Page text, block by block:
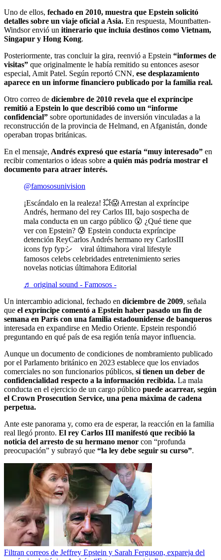
Uno de ellos, fechado en 2010, muestra que Epstein solicitó
detalles sobre un viaje oficial a Asia. En respuesta, Mountbatten-
Windsor envió un itinerario que incluía destinos como Vietnam,
Singapur y Hong Kong.
Posteriormente, tras concluir la gira, reenvió a Epstein “informes de
visitas” que originalmente le había remitido su entonces asesor
especial, Amit Patel. Según reportó CNN, ese desplazamiento
aparece en un informe financiero publicado por la familia real.
Otro correo de diciembre de 2010 revela que el expríncipe
remitió a Epstein lo que describió como un “informe
confidencial” sobre oportunidades de inversión vinculadas a la
reconstrucción de la provincia de Helmand, en Afganistán, donde
operaban tropas británicas.
En el mensaje, Andrés expresó que estaría “muy interesado” en
recibir comentarios o ideas sobre a quién más podría mostrar el
documento para atraer interés.
@famososunivision
¡Escándalo en la realeza! 💥😱 Arrestan al expríncipe
Andrés, hermano del rey Carlos III, bajo sospecha de
mala conducta en un cargo público 😮 ¿Qué tiene que
ver con Epstein? 😰 Epstein conducta expríncipe
detención ReyCarlos Andrés hermano rey CarlosIII
icons fyp fypシ゚viral últimahora viral lifestyle
famosos celebs celebridades entretenimiento series
novelas noticias últimahora Editorial
♬ original sound - Famosos -
Un intercambio adicional, fechado en diciembre de 2009, señala
que el expríncipe comentó a Epstein haber pasado un fin de
semana en París con una familia estadounidense de banqueros
interesada en expandirse en Medio Oriente. Epstein respondió
preguntando en qué país de esa región tenía mayor influencia.
Aunque un documento de condiciones de nombramiento publicado
por el Parlamento británico en 2023 establece que los enviados
comerciales no son funcionarios públicos, sí tienen un deber de
confidencialidad respecto a la información recibida. La mala
conducta en el ejercicio de un cargo público puede acarrear, según
el Crown Prosecution Service, una pena máxima de cadena
perpetua.
Ante este panorama y, como era de esperar, la reacción en la familia
real llegó pronto. El rey Carlos III manifestó que recibió la
noticia del arresto de su hermano menor con “profunda
preocupación” y subrayó que “la ley debe seguir su curso”.
Filtran correos de Jeffrey Epstein y Sarah Ferguson, expareja del